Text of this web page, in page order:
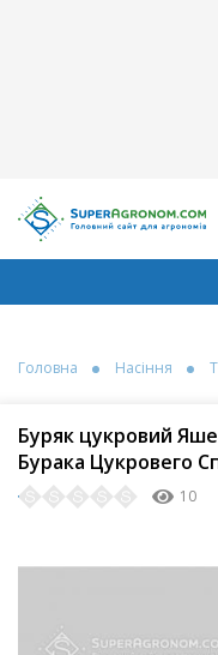
Головна Насіння
Буряк цукровий
Бурака Цукровего
10